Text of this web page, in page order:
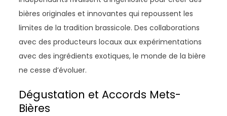
bières originales et innovantes qui repoussent les
limites de la tradition brassicole. Des collaborations
avec des producteurs locaux aux expérimentations
avec des ingrédients exotiques, le monde de la bière
ne cesse d’évoluer.
Dégustation et Accords Mets-
Bières